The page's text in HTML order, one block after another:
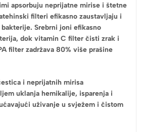
apsorbuju neprijatne mirise i štetne
filteri efikasno zaustavljaju i
Srebrni joni efikasno
dok vitamin C filter čisti zrak i
filter zadržava 80% više prašine
i neprijatnih mirisa
uklanja hemikalije, isparenja i
uživanje u svježem i čistom